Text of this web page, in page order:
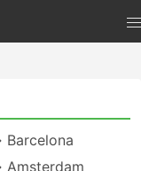
Amsterdam